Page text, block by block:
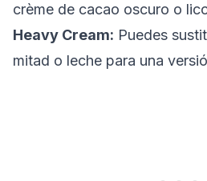
crème de cacao oscuro o
Heavy Cream: Puedes
mitad o leche para una